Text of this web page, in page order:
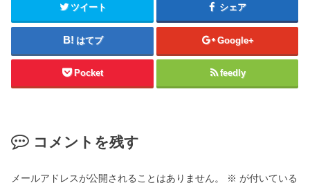
ツイート シェア
はてブ Google+
Pocket feedly
コメントを残す
メールアドレスが公開されることはありません。 ※ が付いている